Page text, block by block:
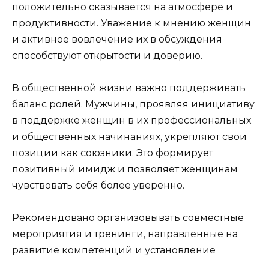
положительно сказывается на атмосфере и
продуктивности. Уважение к мнению женщин
и активное вовлечение их в обсуждения
способствуют открытости и доверию.
В общественной жизни важно поддерживать
баланс ролей. Мужчины, проявляя инициативу
в поддержке женщин в их профессиональных
и общественных начинаниях, укрепляют свои
позиции как союзники. Это формирует
позитивный имидж и позволяет женщинам
чувствовать себя более уверенно.
Рекомендовано организовывать совместные
мероприятия и тренинги, направленные на
развитие компетенций и установление